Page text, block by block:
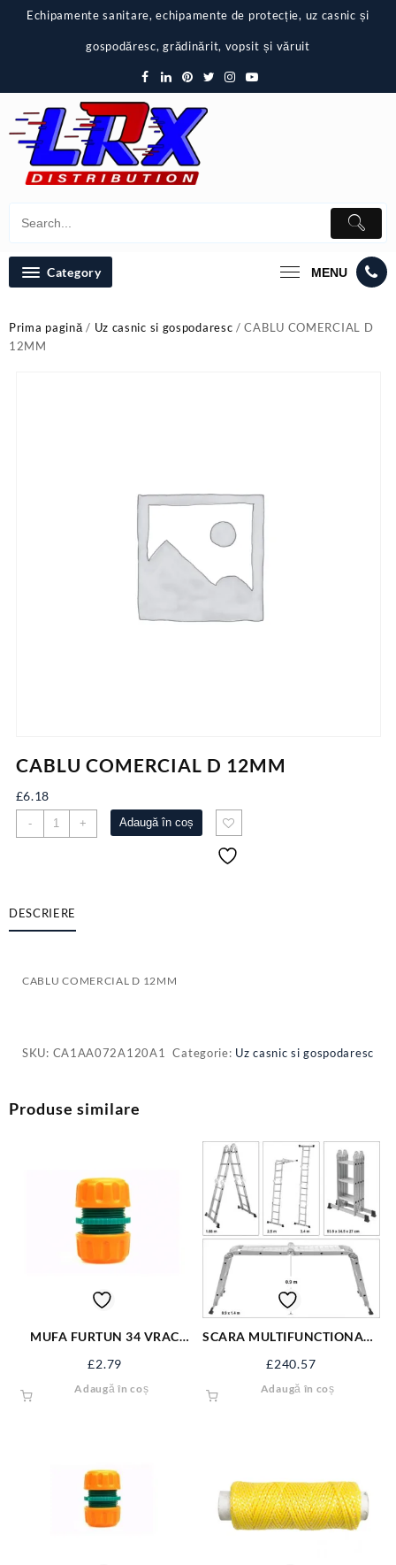
Echipamente sanitare, echipamente de protecție, uz casnic și
gospodăresc, grădinărit, vopsit și văruit
Category MENU
Prima pagină/ Uz casnic si gospodaresc / CABLU COMERCIAL D
12MM
CABLU COMERCIAL D 12MM
£6.18
-
Cantitate
CABLU
+ Adaugă în coș
DESCRIERE
CABLU COMERCIAL D 12MM
SKU: CA1AA072A120A1 Categorie: Uz casnic si gospodaresc
Produse similare
MUFA FURTUN 34 VRAC
£2.79
Adaugă în coș
SCARA MULTIFUNCTIONALA
£240.57
Adaugă în coș